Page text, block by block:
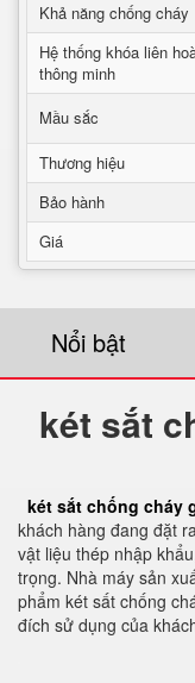
Khả năng chống cháy
Hệ thống khóa liên
thông minh
Mầu sắc
Thương hiệu
Bảo hành
Giá
Nổi bật
két sắt
két sắt chống cháy
khách hàng đang đặt
vật liệu thép nhập
trọng. Nhà máy sản
phẩm két sất chống
đích sử dụng của